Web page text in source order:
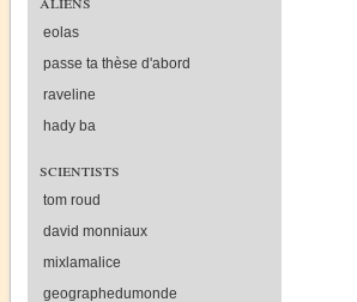
eolas
passe ta thèse d'abord
raveline
hady ba
scientists
tom roud
david monniaux
mixlamalice
geographedumonde